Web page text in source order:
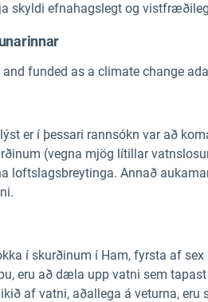
skyldi efnahagslegt og
funded as a climate change
er í þessari rannsókn var að
(vegna mjög lítillar
loftslagsbreytinga. Annað
í skurðinum í Ham, fyrsta af
eru að dæla upp vatni sem
af vatni, aðallega á veturna, eru